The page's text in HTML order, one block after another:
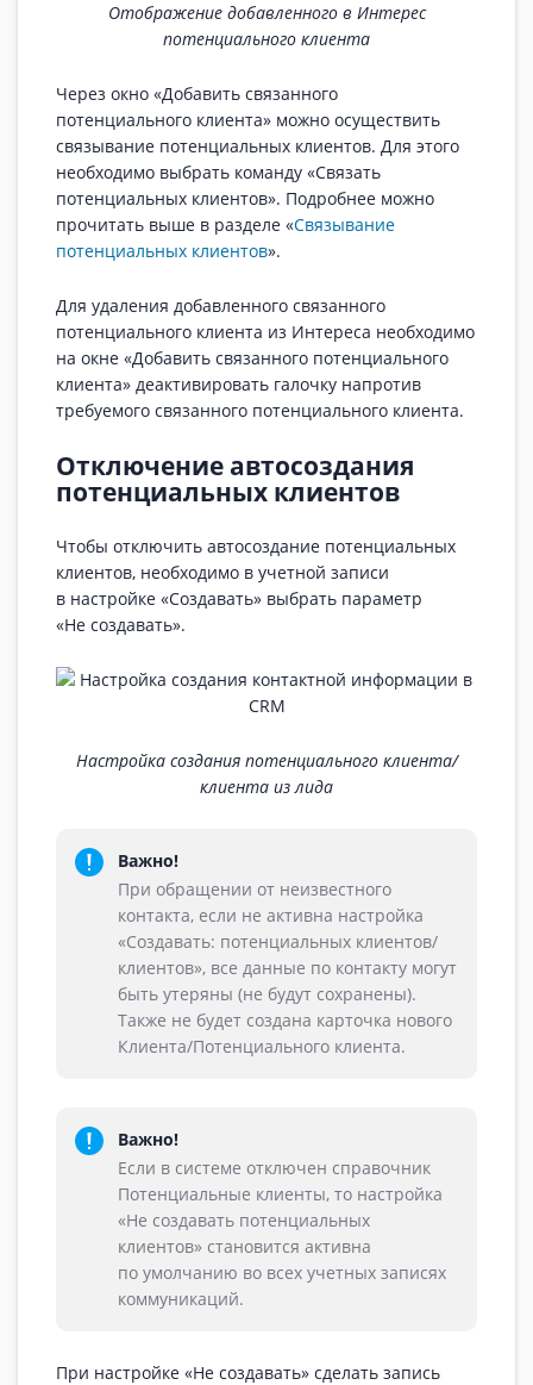
Отображение добавленного в Интерес
потенциального клиента
Через окно «Добавить связанного
потенциального клиента» можно осуществить
связывание потенциальных клиентов. Для этого
необходимо выбрать команду «Связать
потенциальных клиентов». Подробнее можно
прочитать выше в разделе «Связывание
потенциальных клиентов».
Для удаления добавленного связанного
потенциального клиента из Интереса необходимо
на окне «Добавить связанного потенциального
клиента» деактивировать галочку напротив
требуемого связанного потенциального клиента.
Отключение автосоздания
потенциальных клиентов
Чтобы отключить автосоздание потенциальных
клиентов, необходимо в учетной записи
в настройке «Создавать» выбрать параметр
«Не создавать».
Настройка создания потенциального клиента/
клиента из лида
Важно!
При обращении от неизвестного
контакта, если не активна настройка
«Создавать: потенциальных клиентов/
клиентов», все данные по контакту могут
быть утеряны (не будут сохранены).
Также не будет создана карточка нового
Клиента/Потенциального клиента.
Важно!
Если в системе отключен справочник
Потенциальные клиенты, то настройка
«Не создавать потенциальных
клиентов» становится активна
по умолчанию во всех учетных записях
коммуникаций.
При настройке «Не создавать» сделать запись